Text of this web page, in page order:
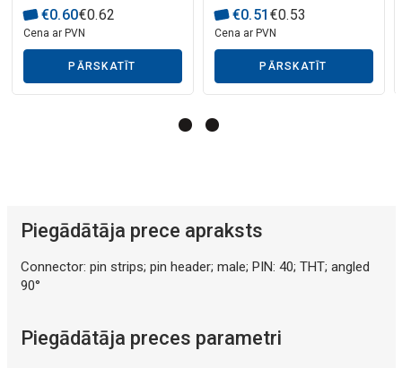
Mākslīgā intelekta apraksts
€0.60€0.62
Cena ar PVN
PĀRSKATĪT
€0.51 €0.53
Cena ar PVN
PĀRSKATĪT
Piegādātāja prece apraksts
Connector: pin strips; pin header; male; PIN: 40; THT; angled
90°
Piegādātāja preces parametri